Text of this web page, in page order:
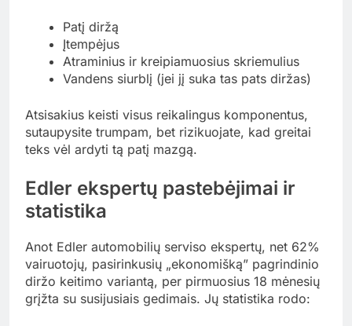
Patį diržą
Įtempėjus
Atraminius ir kreipiamuosius skriemulius
Vandens siurblį (jei jį suka tas pats diržas)
Atsisakius keisti visus reikalingus komponentus,
sutaupysite trumpam, bet rizikuojate, kad greitai
teks vėl ardyti tą patį mazgą.
Edler ekspertų pastebėjimai ir
statistika
Anot Edler automobilių serviso ekspertų, net 62%
vairuotojų, pasirinkusių „ekonomišką” pagrindinio
diržo keitimo variantą, per pirmuosius 18 mėnesių
grįžta su susijusiais gedimais. Jų statistika rodo: